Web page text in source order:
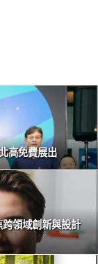
高免費展出
領域創新與設計